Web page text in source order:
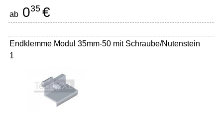
ab 035 €
Endklemme Modul 35mm-50 mit Schraube/Nutenstein
1